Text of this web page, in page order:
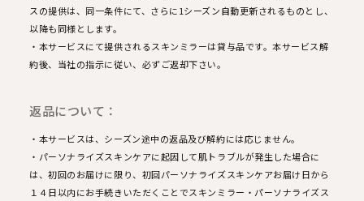
スの提供は、同一条件にて、さらに1シーズン自動更新されるものとし、
以降も同様とします。
・本サービスにて提供されるスキンミラーは貸与品です。本サービス解
約後、当社の指示に従い、必ずご返却下さい。
返品について：
・本サービスは、シーズン途中の返品及び解約には応じません。
・パーソナライズスキンケアに起因して肌トラブルが発生した場合に
は、初回のお届けに限り、初回パーソナライズスキンケアお届け日から
１４日以内にお手続きいただくことでスキンミラー・パーソナライズス